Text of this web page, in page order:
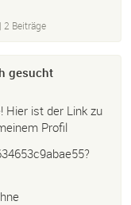
| 2 Beiträge
gesucht
Hier ist der Link zu
Profil